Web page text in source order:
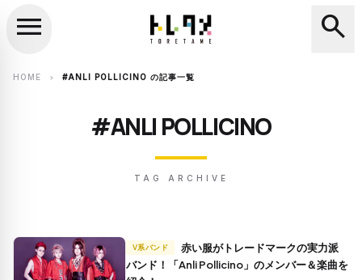
search
menu search
HOME chevron_right #ANLI POLLICINO の記事一覧
#ANLI POLLICINO
TAG ARCHIVE
V系バンド
赤い服がトレードマークの実力派
バンド！「Anli Pollicino」のメンバー＆楽曲を